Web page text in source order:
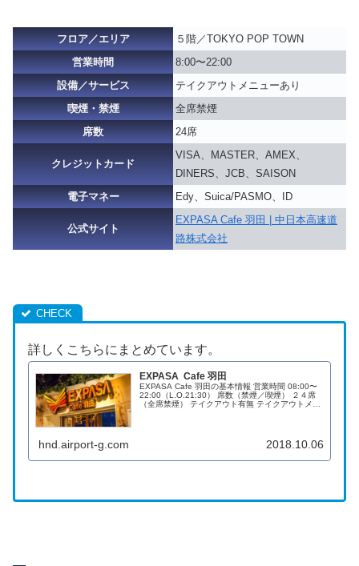
フロア／エリア
５階／TOKYO POP TOWN
営業時間
8:00〜22:00
設備／サービス
テイクアウトメニューあり
喫煙・禁煙
全席禁煙
席数
24席
クレジットカード
VISA、MASTER、AMEX、
DINERS、JCB、SAISON
電子マネー
Edy、Suica/PASMO、ID
公式サイト
EXPASA Cafe 羽田 | 中日本高速道
路株式会社
詳しくこちらにまとめています。
EXPASA Cafe 羽田
EXPASA Cafe 羽田の基本情報 営業時間 08:00〜
22:00（L.O.21:30） 席数（禁煙／喫煙） ２４席
（全席禁煙） テイクアウト有無 テイクアウトメニ
hnd.airport-g.com 2018.10.06